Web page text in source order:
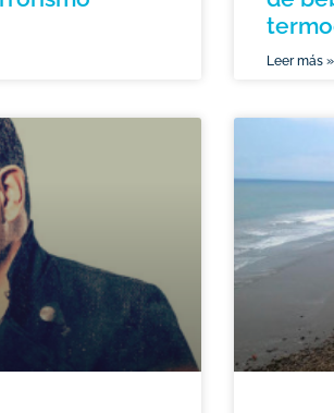
Leer más »